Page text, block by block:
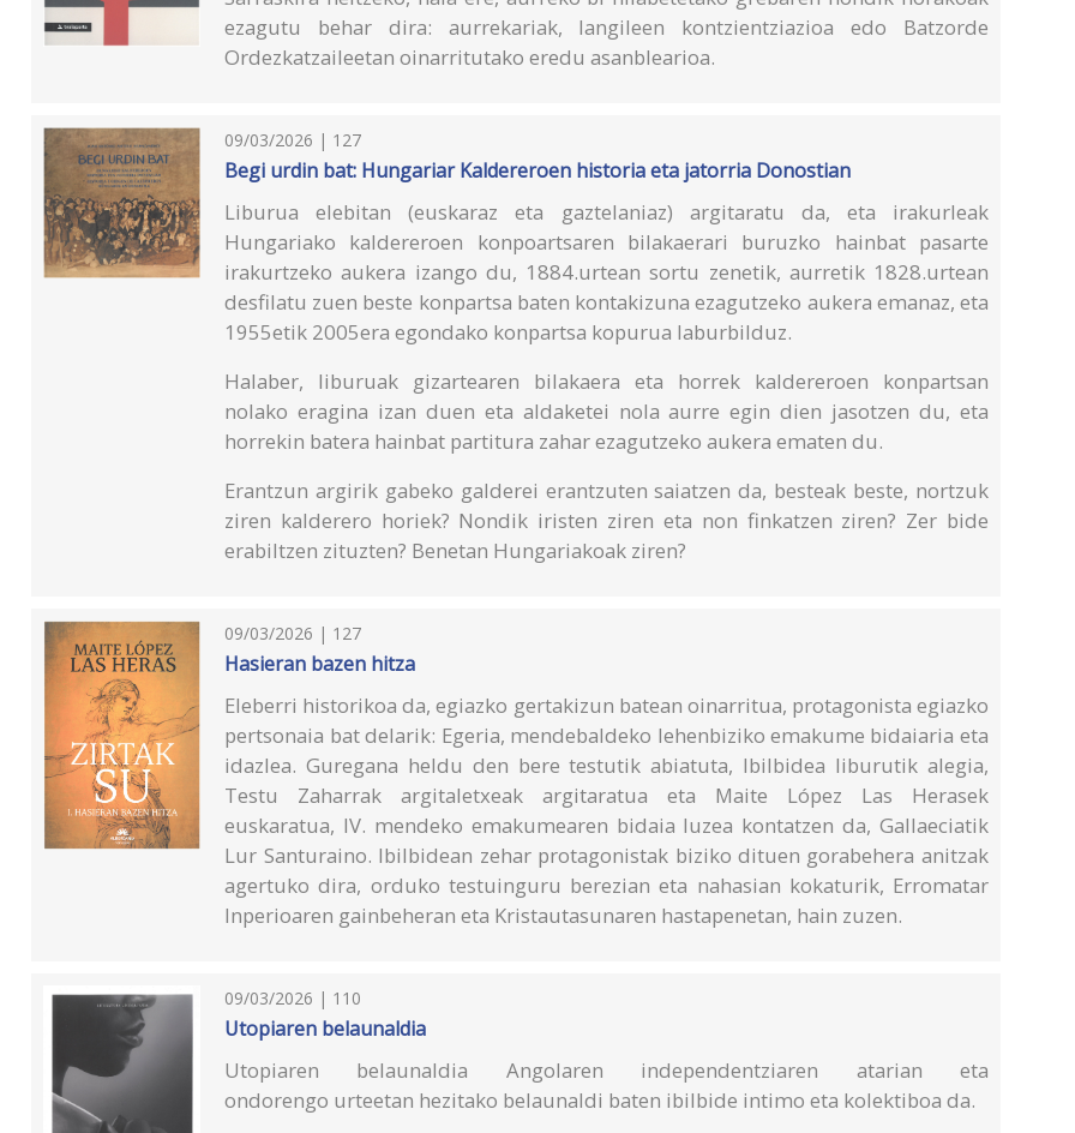
ezagutu behar dira: aurrekariak, langileen kontzientziazioa edo Batzorde
Ordezkatzaileetan oinarritutako eredu asanblearioa.
09/03/2026 | 127
Begi urdin bat: Hungariar Kaldereroen historia eta jatorria Donostian
Liburua elebitan (euskaraz eta gaztelaniaz) argitaratu da, eta irakurleak
Hungariako kaldereroen konpoartsaren bilakaerari buruzko hainbat pasarte
irakurtzeko aukera izango du, 1884.urtean sortu zenetik, aurretik 1828.urtean
desfilatu zuen beste konpartsa baten kontakizuna ezagutzeko aukera emanaz, eta
1955etik 2005era egondako konpartsa kopurua laburbilduz.
Halaber, liburuak gizartearen bilakaera eta horrek kaldereroen konpartsan
nolako eragina izan duen eta aldaketei nola aurre egin dien jasotzen du, eta
horrekin batera hainbat partitura zahar ezagutzeko aukera ematen du.
Erantzun argirik gabeko galderei erantzuten saiatzen da, besteak beste, nortzuk
ziren kalderero horiek? Nondik iristen ziren eta non finkatzen ziren? Zer bide
erabiltzen zituzten? Benetan Hungariakoak ziren?
09/03/2026 | 127
Hasieran bazen hitza
Eleberri historikoa da, egiazko gertakizun batean oinarritua, protagonista egiazko
pertsonaia bat delarik: Egeria, mendebaldeko lehenbiziko emakume bidaiaria eta
idazlea. Guregana heldu den bere testutik abiatuta, Ibilbidea liburutik alegia,
Testu Zaharrak argitaletxeak argitaratua eta Maite López Las Herasek
euskaratua, IV. mendeko emakumearen bidaia luzea kontatzen da, Gallaeciatik
Lur Santuraino. Ibilbidean zehar protagonistak biziko dituen gorabehera anitzak
agertuko dira, orduko testuinguru berezian eta nahasian kokaturik, Erromatar
Inperioaren gainbeheran eta Kristautasunaren hastapenetan, hain zuzen.
09/03/2026 | 110
Utopiaren belaunaldia
Utopiaren belaunaldia Angolaren independentziaren atarian eta
ondorengo urteetan hezitako belaunaldi baten ibilbide intimo eta kolektiboa da.